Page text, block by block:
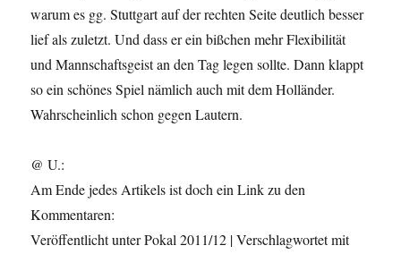
warum es gg. Stuttgart auf der rechten Seite deutlich besser
lief als zuletzt. Und dass er ein bißchen mehr Flexibilität
und Mannschaftsgeist an den Tag legen sollte. Dann klappt
so ein schönes Spiel nämlich auch mit dem Holländer.
Wahrscheinlich schon gegen Lautern.
@ U.:
Am Ende jedes Artikels ist doch ein Link zu den
Kommentaren:
Veröffentlicht unter Pokal 2011/12 | Verschlagwortet mit